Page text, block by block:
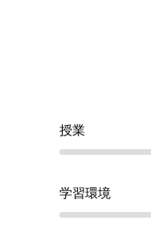
授業
学習環境